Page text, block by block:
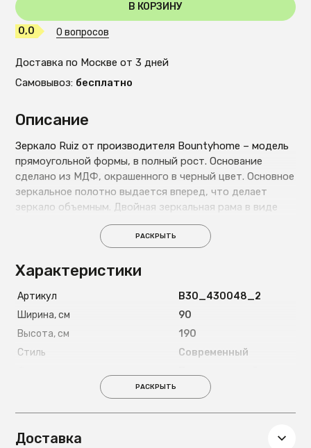
Описание
Зеркало Ruiz от производителя Bountyhome – модель
прямоугольной формы, в полный рост. Основание
сделано из МДФ, окрашенного в черный цвет. Основное
зеркальное полотно выдается вперед, что делает
зеркало объемным. Двойная зеркальная рама в виде
каскада создает интересный визуальный эффект. Все
зеркальные элементы фацетированы.
РАСКРЫТЬ
Характеристики
Артикул
B30_430048_2
Ширина, см
90
Высота, см
190
Стиль
Современный
Вес, кг
30
РАСКРЫТЬ
Доставка
В КОРЗИНУ
0,0 0 вопросов
Доставка по Москве от 3 дней
Самовывоз: бесплатно